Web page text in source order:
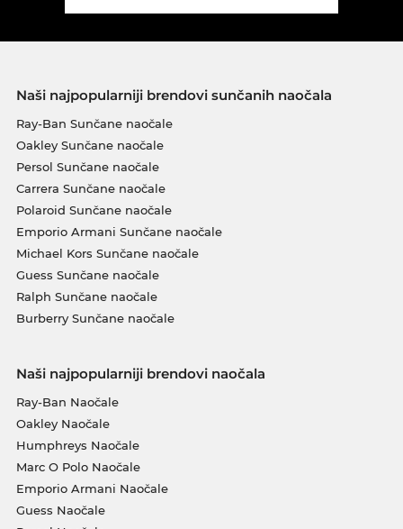
Naši najpopularniji brendovi sunčanih naočala
Ray-Ban Sunčane naočale
Oakley Sunčane naočale
Persol Sunčane naočale
Carrera Sunčane naočale
Polaroid Sunčane naočale
Emporio Armani Sunčane naočale
Michael Kors Sunčane naočale
Guess Sunčane naočale
Ralph Sunčane naočale
Burberry Sunčane naočale
Naši najpopularniji brendovi naočala
Ray-Ban Naočale
Oakley Naočale
Humphreys Naočale
Marc O Polo Naočale
Emporio Armani Naočale
Guess Naočale